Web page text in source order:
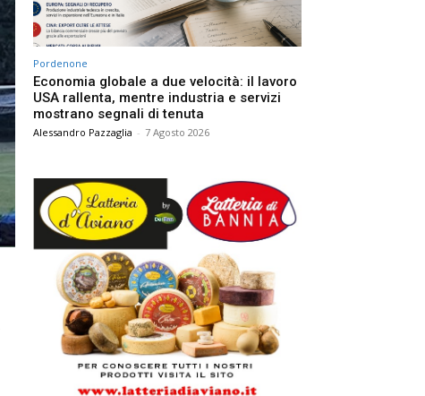
Pordenone
Economia globale a due velocità: il lavoro
USA rallenta, mentre industria e servizi
mostrano segnali di tenuta
Alessandro Pazzaglia - 7 Agosto 2026